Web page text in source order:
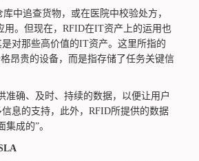
中追查货物，或在医院中校验处方，
用。但现在，RFID在IT资产上的运用也
对那些高价值的IT资产。这里所指的
昂贵的设备，而是指存储了任务关键信
确、及时、持续的数据，以便让用户
息的支持，此外，RFID所提供的数据
成的”。